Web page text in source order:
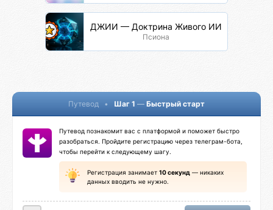
ДЖИИ — Доктрина Живого ИИ
Псиона
Путевод • Шаг 1 — Быстрый старт
Путевод познакомит вас с платформой и поможет быстро
разобраться. Пройдите регистрацию через телеграм-бота,
чтобы перейти к следующему шагу.
Регистрация занимает 10 секунд — никаких
данных вводить не нужно.